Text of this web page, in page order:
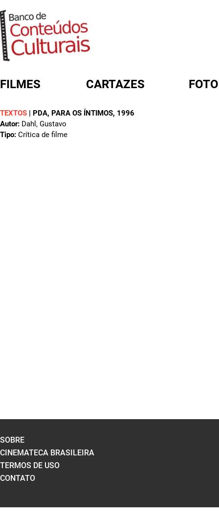
FILMES CARTAZES
TEXTOS | PDA, PARA OS ÍNTIMOS, 1996
Autor: Dahl, Gustavo
Tipo: Crítica de filme
FORMULÁRIO DE BUSCA
SOBRE
CINEMATECA BRASILEIRA
TERMOS DE USO
CONTATO